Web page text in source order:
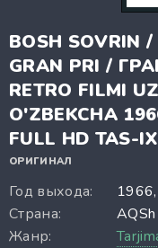
BOSH SOVRIN
GRAN PRI /
RETRO FILMI
O'ZBEKCHA
FULL HD TAS-
ОРИГИНАЛ
Год выхода:
Страна:
AQSh
Жанр: